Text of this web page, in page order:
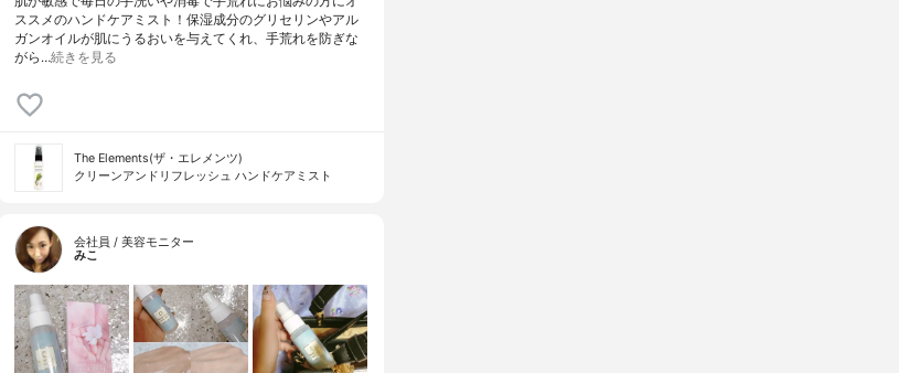
ススメのハンドケアミスト！保湿成分のグリセリンやアル
ガンオイルが肌にうるおいを与えてくれ、手荒れを防ぎな
がら…続きを見る
The Elements(ザ・エレメンツ)
クリーンアンドリフレッシュ ハンドケアミスト
会社員 / 美容モニター
みこ